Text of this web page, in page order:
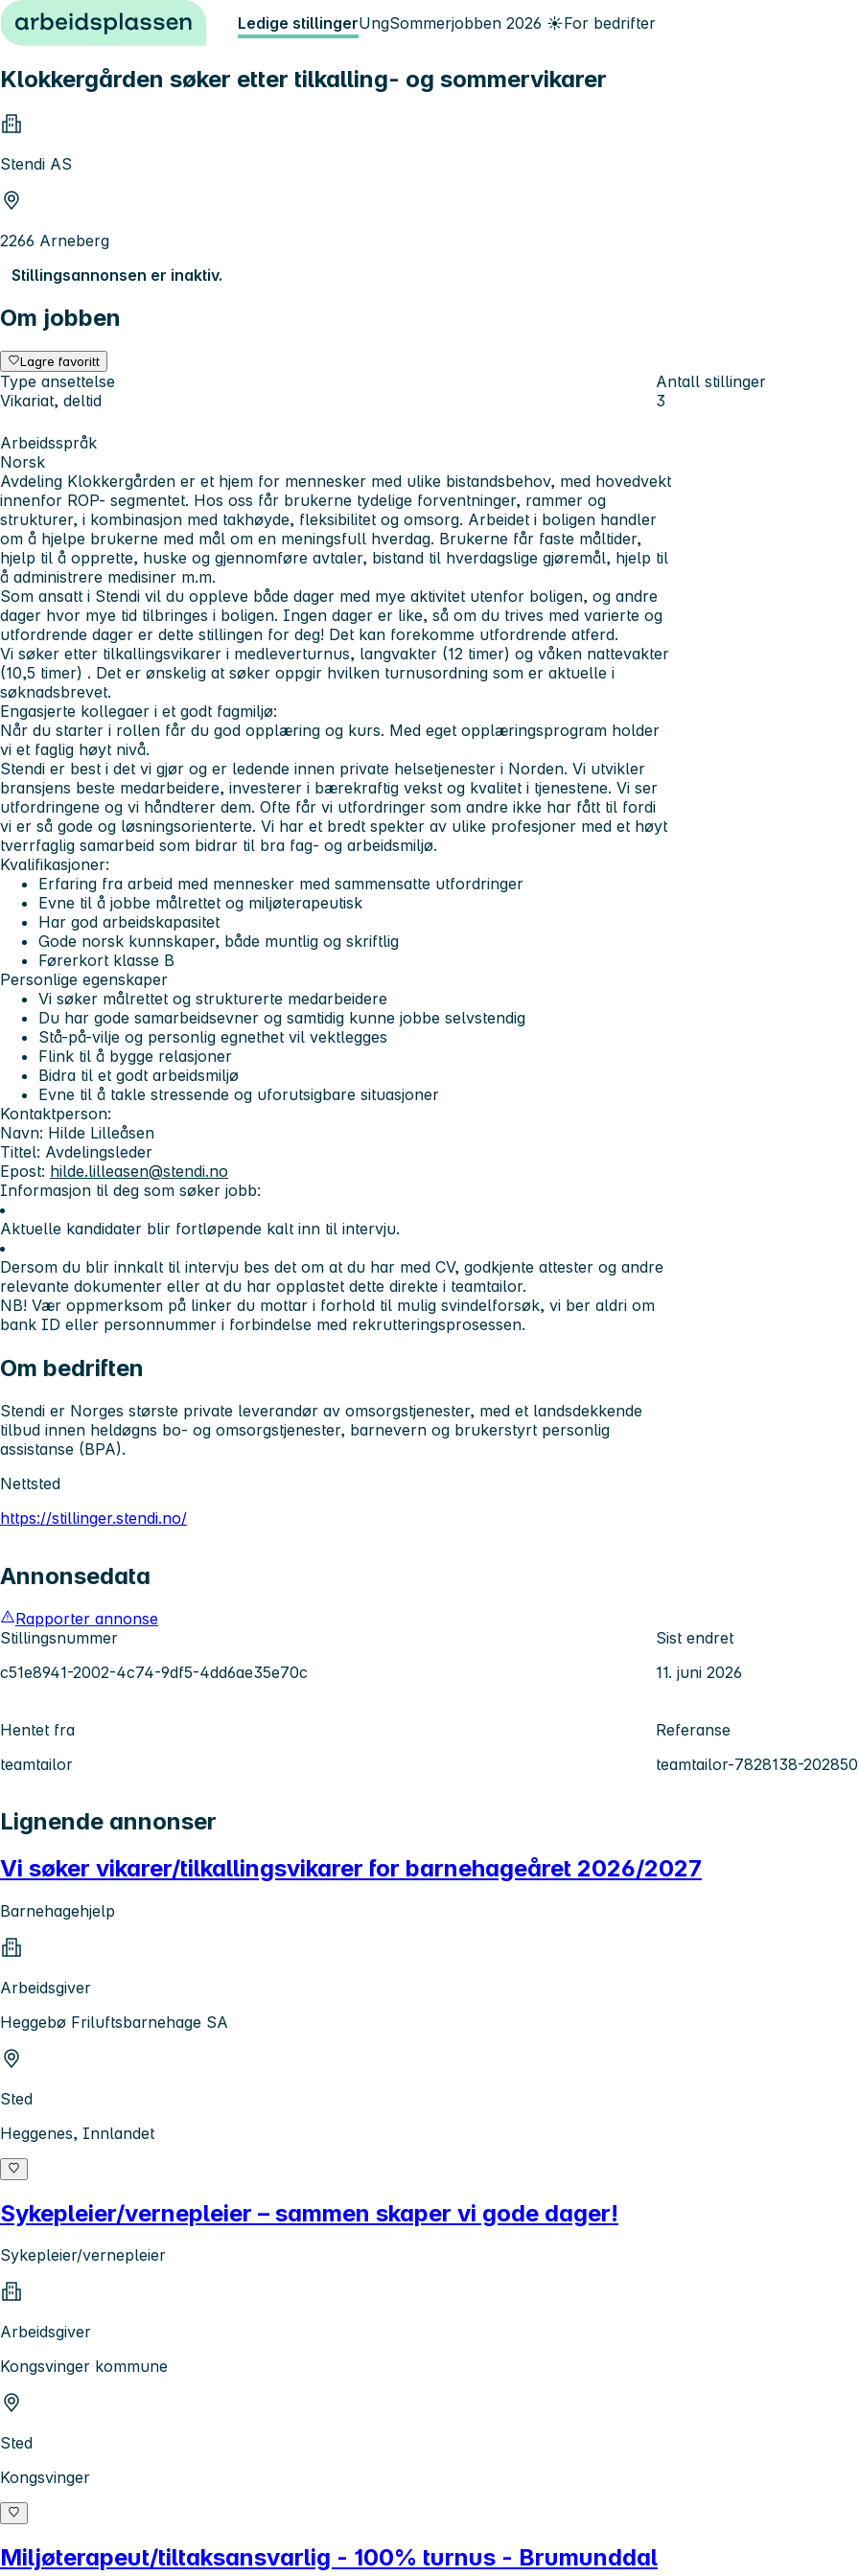
Hopp til innhold Ledige stillingerUngSommerjobben 2026 ☀️For bedrifter
Klokkergården søker etter tilkalling- og sommervikarer
Stendi AS
2266 Arneberg
Stillingsannonsen er inaktiv.
Om jobben
Lagre favoritt
Type ansettelse
Vikariat, deltid
Antall stillinger
3
Arbeidsspråk
Norsk
Avdeling Klokkergården er et hjem for mennesker med ulike bistandsbehov, med hovedvekt
innenfor ROP- segmentet. Hos oss får brukerne tydelige forventninger, rammer og
strukturer, i kombinasjon med takhøyde, fleksibilitet og omsorg. Arbeidet i boligen handler
om å hjelpe brukerne med mål om en meningsfull hverdag. Brukerne får faste måltider,
hjelp til å opprette, huske og gjennomføre avtaler, bistand til hverdagslige gjøremål, hjelp til
å administrere medisiner m.m.
Som ansatt i Stendi vil du oppleve både dager med mye aktivitet utenfor boligen, og andre
dager hvor mye tid tilbringes i boligen. Ingen dager er like, så om du trives med varierte og
utfordrende dager er dette stillingen for deg! Det kan forekomme utfordrende atferd.
Vi søker etter tilkallingsvikarer i medleverturnus, langvakter (12 timer) og våken nattevakter
(10,5 timer) . Det er ønskelig at søker oppgir hvilken turnusordning som er aktuelle i
søknadsbrevet.
Engasjerte kollegaer i et godt fagmiljø:
Når du starter i rollen får du god opplæring og kurs. Med eget opplæringsprogram holder
vi et faglig høyt nivå.
Stendi er best i det vi gjør og er ledende innen private helsetjenester i Norden. Vi utvikler
bransjens beste medarbeidere, investerer i bærekraftig vekst og kvalitet i tjenestene. Vi ser
utfordringene og vi håndterer dem. Ofte får vi utfordringer som andre ikke har fått til fordi
vi er så gode og løsningsorienterte. Vi har et bredt spekter av ulike profesjoner med et høyt
tverrfaglig samarbeid som bidrar til bra fag- og arbeidsmiljø.
Kvalifikasjoner:
Erfaring fra arbeid med mennesker med sammensatte utfordringer
Evne til å jobbe målrettet og miljøterapeutisk
Har god arbeidskapasitet
Gode norsk kunnskaper, både muntlig og skriftlig
Førerkort klasse B
Personlige egenskaper
Vi søker målrettet og strukturerte medarbeidere
Du har gode samarbeidsevner og samtidig kunne jobbe selvstendig
Stå-på-vilje og personlig egnethet vil vektlegges
Flink til å bygge relasjoner
Bidra til et godt arbeidsmiljø
Evne til å takle stressende og uforutsigbare situasjoner
Kontaktperson:
Navn: Hilde Lilleåsen
Tittel: Avdelingsleder
Epost: hilde.lilleasen@stendi.no
Informasjon til deg som søker jobb:
Aktuelle kandidater blir fortløpende kalt inn til intervju.
Dersom du blir innkalt til intervju bes det om at du har med CV, godkjente attester og andre
relevante dokumenter eller at du har opplastet dette direkte i teamtailor.
NB! Vær oppmerksom på linker du mottar i forhold til mulig svindelforsøk, vi ber aldri om
bank ID eller personnummer i forbindelse med rekrutteringsprosessen.
Om bedriften
Stendi er Norges største private leverandør av omsorgstjenester, med et landsdekkende
tilbud innen heldøgns bo- og omsorgstjenester, barnevern og brukerstyrt personlig
assistanse (BPA).
Nettsted
https://stillinger.stendi.no/
Annonsedata
Rapporter annonse
Stillingsnummer
c51e8941-2002-4c74-9df5-4dd6ae35e70c
Sist endret
11. juni 2026
Hentet fra
teamtailor
Referanse
teamtailor-7828138-
Lignende annonser
Vi søker vikarer/tilkallingsvikarer for barnehageåret 2026/2027
Barnehagehjelp
Arbeidsgiver
Heggebø Friluftsbarnehage SA
Sted
Heggenes, Innlandet
Sykepleier/vernepleier – sammen skaper vi gode dager!
Sykepleier/vernepleier
Arbeidsgiver
Kongsvinger kommune
Sted
Kongsvinger
Miljøterapeut/tiltaksansvarlig - 100% turnus - Brumunddal